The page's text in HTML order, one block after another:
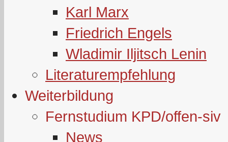
Karl Marx
Friedrich Engels
Wladimir Iljitsch Lenin
Literaturempfehlung
Weiterbildung
Fernstudium KPD/offen-siv
News